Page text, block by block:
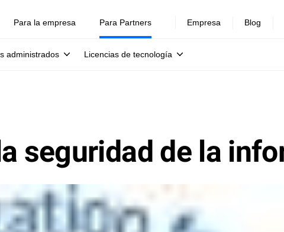
Para la empresa Para Partners
administrados Licencias de tecnología
Empresa Blog
seguridad de la